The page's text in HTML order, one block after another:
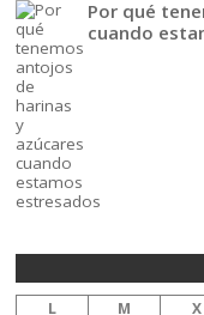
Por qué
cuando
L M X